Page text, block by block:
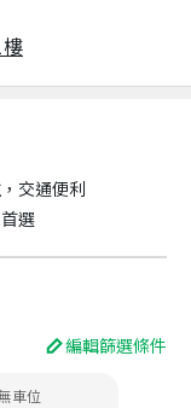
交通便利
選
編輯篩選條件
車位